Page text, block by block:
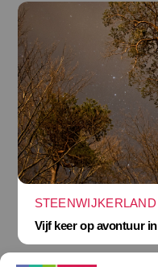
Vijf keer op avontuur